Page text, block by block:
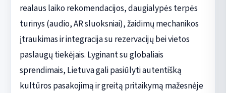
realaus laiko rekomendacijos, daugialypės terpės
turinys (audio, AR sluoksniai), žaidimų mechanikos
įtraukimas ir integracija su rezervacijų bei vietos
paslaugų tiekėjais. Lyginant su globaliais
sprendimais, Lietuva gali pasiūlyti autentišką
kultūros pasakojimą ir greitą pritaikymą mažesnėje